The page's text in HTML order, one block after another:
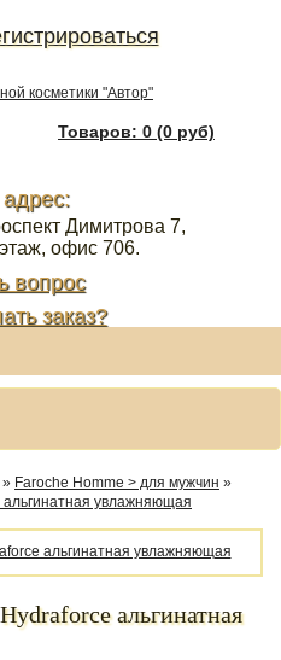
Товаров: 0 (0 руб)
Димитрова 7,
офис 706.
вопрос
заказ?
» Faroche Homme > для мужчин »
альгинатная увлажняющая
альгинатная